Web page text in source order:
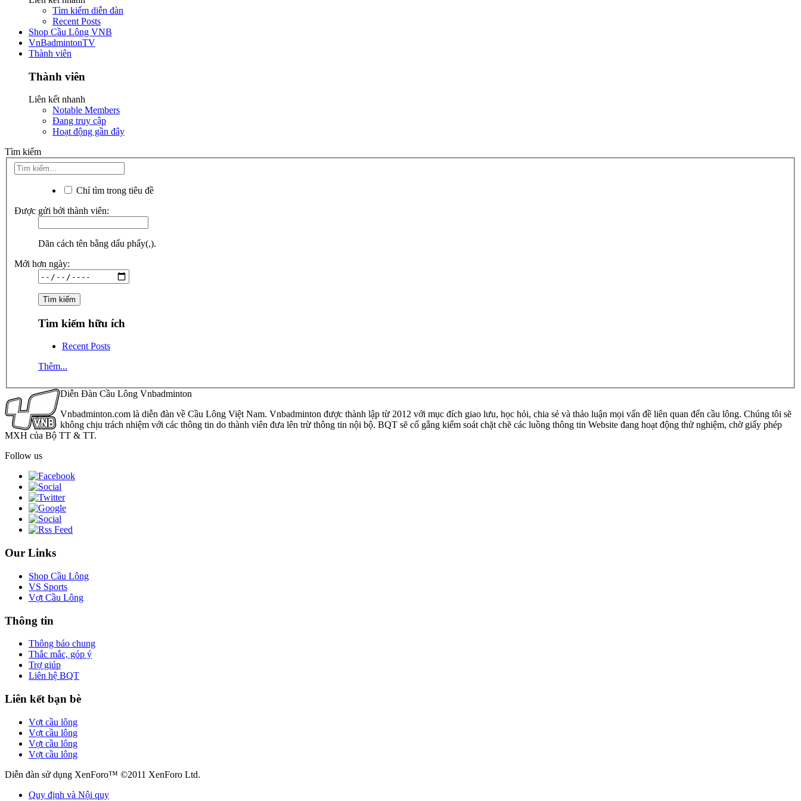
Tìm kiếm diễn đàn
Recent Posts
Shop Cầu Lông VNB
VnBadmintonTV
Thành viên
Thành viên
Liên kết nhanh
Notable Members
Đang truy cập
Hoạt động gần đây
Tìm kiếm
Chỉ tìm trong tiêu đề
Được gửi bởi thành viên:
Dãn cách tên bằng dấu phẩy(,).
Mới hơn ngày:
Tìm kiếm hữu ích
Recent Posts
Thêm...
Diễn Đàn Cầu Lông Vnbadminton
Vnbadminton.com là diễn đàn về Cầu Lông Việt Nam. Vnbadminton được thành lập từ 2012 với mục đích giao lưu, học hỏi, chia sẻ và thảo luận mọi vấn đề liên quan đến cầu lông. Chúng tôi sẽ
không chịu trách nhiệm với các thông tin do thành viên đưa lên trừ thông tin nội bộ. BQT sẽ cố gắng kiểm soát chặt chẽ các luồng thông tin Website đang hoạt động thử nghiệm, chờ giấy phép
MXH của Bộ TT & TT.
Follow us
Our Links
Shop Cầu Lông
VS Sports
Vợt Cầu Lông
Thông tin
Thông báo chung
Thắc mắc, góp ý
Trợ giúp
Liên hệ BQT
Liên kết bạn bè
Vợt cầu lông
Vợt cầu lông
Vợt cầu lông
Vợt cầu lông
Diễn đàn sử dụng XenForo™ ©2011 XenForo Ltd.
Quy định và Nội quy